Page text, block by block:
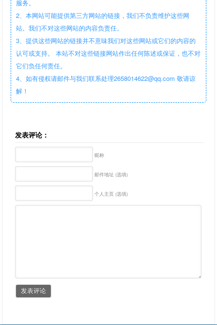
服务。
2、本网站可能提供第三方网站的链接，我们不负责维护这些网
站。我们不对这些网站的内容负责任。
3、提供这些网站的链接并不意味我们对这些网站或它们的内容的
认可或支持。 本站不对这些链接网站作出任何陈述或保证，也不对
它们负任何责任。
4、如有侵权请邮件与我们联系处理2658014622@qq.com 敬请谅
解！
发表评论：
昵称
邮件地址 (选填)
个人主页 (选填)